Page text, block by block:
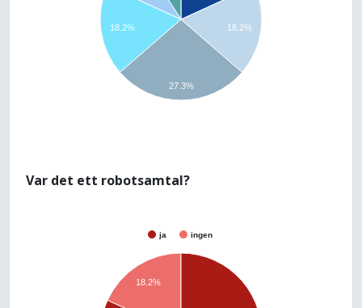
18.2%
18.2%
27.3%
Var det ett robotsamtal?
ja ingen
18.2%